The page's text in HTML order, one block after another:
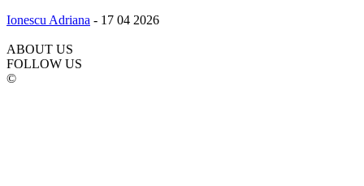
Ionescu Adriana - 17 04 2026
ABOUT US
FOLLOW US
©